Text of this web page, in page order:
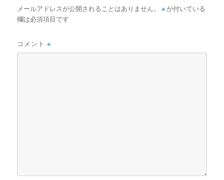
メールアドレスが公開されることはありません。 ※ が付いている
欄は必須項目です
コメント※